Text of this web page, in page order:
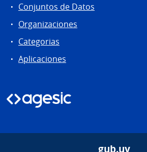
Conjuntos de Datos
Organizaciones
Categorias
Aplicaciones
gub.uy